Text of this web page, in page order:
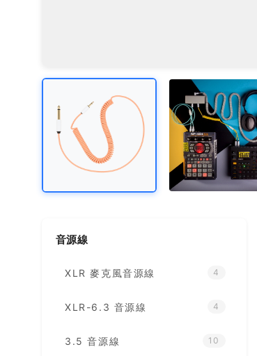
音源線
XLR 麥克風音源線 4
XLR-6.3 音源線 4
3.5 音源線 10